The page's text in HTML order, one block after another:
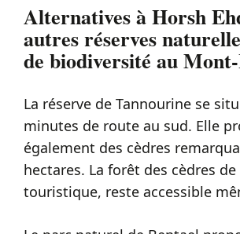
Alternatives à Horsh
autres réserves
de biodiversité au
La réserve de Tannourine se
minutes de route au sud. Elle
également des cèdres
hectares. La forêt des cèdres
touristique, reste accessible